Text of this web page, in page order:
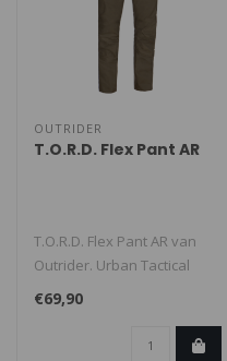
OUTRIDER
T.O.R.D. Flex Pant AR
T.O.R.D. Flex Pant AR van
Outrider. Urban Tactical
broek met een hoog
comfort en..
€69,90